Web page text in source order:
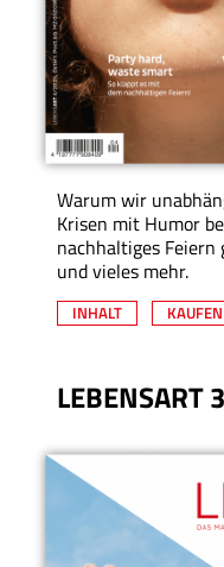
Warum wir
Krisen mit Humor
nachhaltiges Feiern
und vieles mehr.
INHALT KAUFEN
LEBENSART